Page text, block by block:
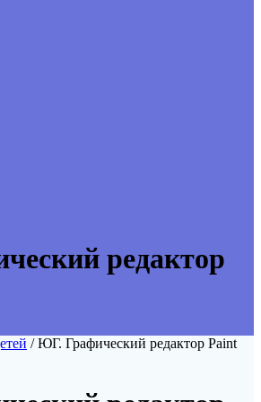
редактор
/ ЮГ. Графический редактор Paint